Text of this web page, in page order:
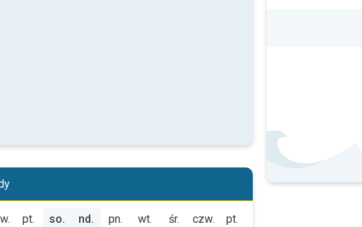
pt. so. nd. pn. wt. śr. czw. pt.